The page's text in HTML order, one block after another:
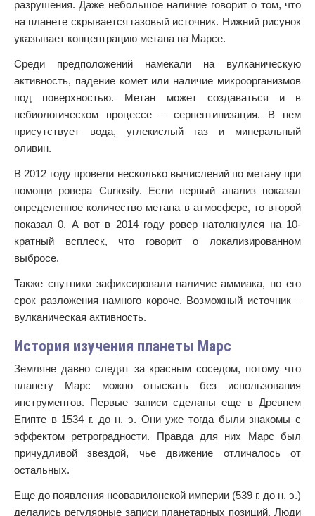
разрушения. Даже небольшое наличие говорит о том, что
на планете скрывается газовый источник. Нижний рисунок
указывает концентрацию метана на Марсе.
Среди предположений намекали на вулканическую
активность, падение комет или наличие микроорганизмов
под поверхностью. Метан может создаваться и в
небиологическом процессе – серпентинизация. В нем
присутствует вода, углекислый газ и минеральный
оливин.
В 2012 году провели несколько вычислений по метану при
помощи ровера Curiosity. Если первый анализ показал
определенное количество метана в атмосфере, то второй
показал 0. А вот в 2014 году ровер натолкнулся на 10-
кратный всплеск, что говорит о локализированном
выбросе.
Также спутники зафиксировали наличие аммиака, но его
срок разложения намного короче. Возможный источник –
вулканическая активность.
История изучения планеты Марс
Земляне давно следят за красным соседом, потому что
планету Марс можно отыскать без использования
инструментов. Первые записи сделаны еще в Древнем
Египте в 1534 г. до н. э. Они уже тогда были знакомы с
эффектом ретроградности. Правда для них Марс был
причудливой звездой, чье движение отличалось от
остальных.
Еще до появления неовавилонской империи (539 г. до н. э.)
делались регулярные записи планетарных позиций. Люди